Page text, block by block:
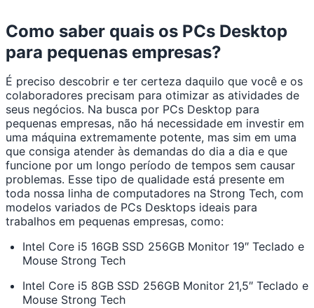
Como saber quais os PCs Desktop
para pequenas empresas?
É preciso descobrir e ter certeza daquilo que você e os
colaboradores precisam para otimizar as atividades de
seus negócios. Na busca por PCs Desktop para
pequenas empresas, não há necessidade em investir em
uma máquina extremamente potente, mas sim em uma
que consiga atender às demandas do dia a dia e que
funcione por um longo período de tempos sem causar
problemas. Esse tipo de qualidade está presente em
toda nossa linha de computadores na Strong Tech, com
modelos variados de PCs Desktops ideais para
trabalhos em pequenas empresas, como:
Intel Core i5 16GB SSD 256GB Monitor 19″ Teclado e
Mouse Strong Tech
Intel Core i5 8GB SSD 256GB Monitor 21,5″ Teclado e
Mouse Strong Tech